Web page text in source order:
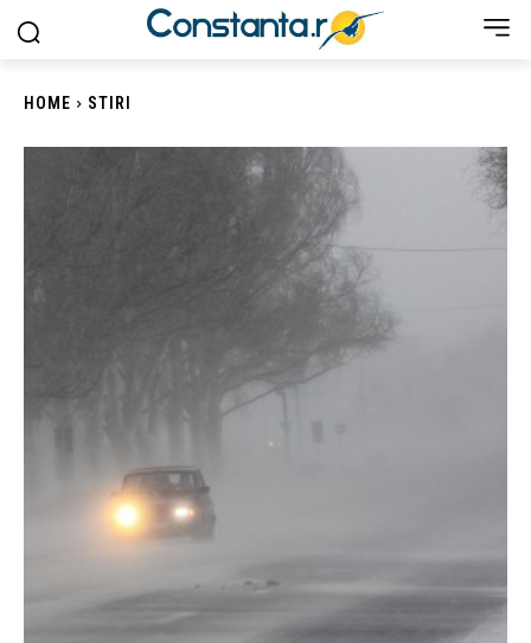
HOME STIRI